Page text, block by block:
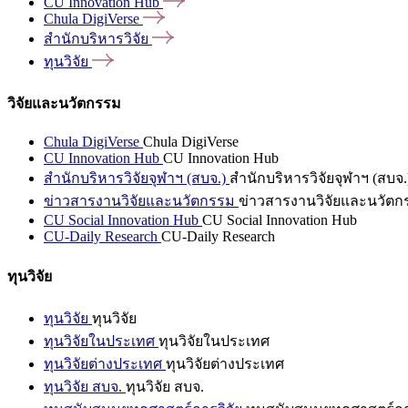
Chula DigiVerse
สำนักบริหารวิจัย
ทุนวิจัย
วิจัยและนวัตกรรม
Chula DigiVerse Chula DigiVerse
CU Innovation Hub CU Innovation Hub
สำนักบริหารวิจัยจุฬาฯ (สบจ.) สำนักบริหารวิจัยจุฬาฯ (สบจ
ข่าวสารงานวิจัยและนวัตกรรม ข่าวสารงานวิจัยและนวัตก
CU Social Innovation Hub CU Social Innovation Hub
CU-Daily Research CU-Daily Research
ทุนวิจัย
ทุนวิจัย ทุนวิจัย
ทุนวิจัยในประเทศ ทุนวิจัยในประเทศ
ทุนวิจัยต่างประเทศ ทุนวิจัยต่างประเทศ
ทุนวิจัย สบจ. ทุนวิจัย สบจ.